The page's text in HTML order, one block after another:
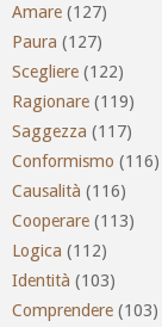
Amare (127)
Paura (127)
Scegliere (122)
Ragionare (119)
Saggezza (117)
Conformismo (116)
Causalità (116)
Cooperare (113)
Logica (112)
Identità (103)
Comprendere (103)